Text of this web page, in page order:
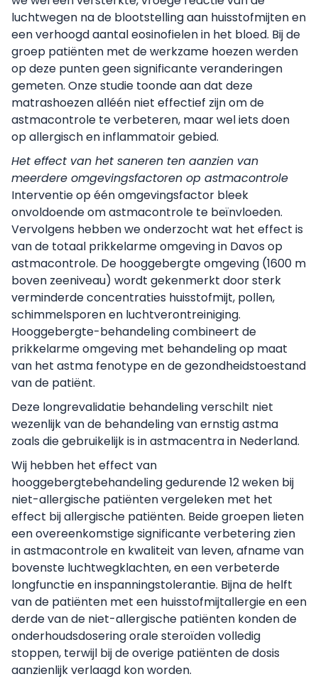
luchtwegen na de blootstelling aan huisstofmijten en
een verhoogd aantal eosinofielen in het bloed. Bij de
groep patiënten met de werkzame hoezen werden
op deze punten geen significante veranderingen
gemeten. Onze studie toonde aan dat deze
matrashoezen alléén niet effectief zijn om de
astmacontrole te verbeteren, maar wel iets doen
op allergisch en inflammatoir gebied.
Het effect van het saneren ten aanzien van
meerdere omgevingsfactoren op astmacontrole
Interventie op één omgevingsfactor bleek
onvoldoende om astmacontrole te beïnvloeden.
Vervolgens hebben we onderzocht wat het effect is
van de totaal prikkelarme omgeving in Davos op
astmacontrole. De hooggebergte omgeving (1600 m
boven zeeniveau) wordt gekenmerkt door sterk
verminderde concentraties huisstofmijt, pollen,
schimmelsporen en luchtverontreiniging.
Hooggebergte-behandeling combineert de
prikkelarme omgeving met behandeling op maat
van het astma fenotype en de gezondheidstoestand
van de patiënt.
Deze longrevalidatie behandeling verschilt niet
wezenlijk van de behandeling van ernstig astma
zoals die gebruikelijk is in astmacentra in Nederland.
Wij hebben het effect van
hooggebergtebehandeling gedurende 12 weken bij
niet-allergische patiënten vergeleken met het
effect bij allergische patiënten. Beide groepen lieten
een overeenkomstige significante verbetering zien
in astmacontrole en kwaliteit van leven, afname van
bovenste luchtwegklachten, en een verbeterde
longfunctie en inspanningstolerantie. Bijna de helft
van de patiënten met een huisstofmijtallergie en een
derde van de niet-allergische patiënten konden de
onderhoudsdosering orale steroïden volledig
stoppen, terwijl bij de overige patiënten de dosis
aanzienlijk verlaagd kon worden.